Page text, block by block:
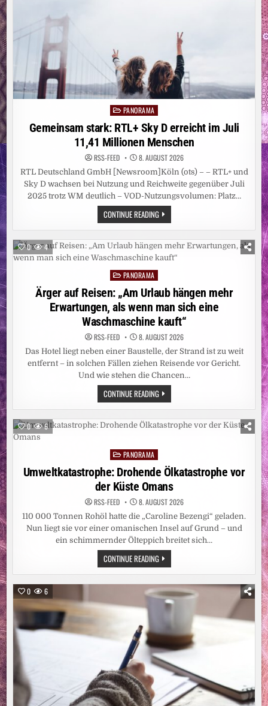
Posted
in
PANORAMA
Gemeinsam stark: RTL+ Sky D erreicht im Juli
11,41 Millionen Menschen
RSS-FEED 8. AUGUST 2026
RTL Deutschland GmbH [Newsroom]Köln (ots) – – RTL+ und
Sky D wachsen bei Nutzung und Reichweite gegenüber Juli
2025 trotz WM deutlich – VOD-Nutzungsvolumen: Platz…
CONTINUE READINGGEMEINSAM
STARK:
RTL+
D
ERREICHT
IM
MENSCHEN
0 4
PostedPANORAMA
Ärger auf Reisen: „Am Urlaub hängen mehr
Erwartungen, als wenn man sich eine
Waschmaschine kauft“
RSS-FEED 8. AUGUST 2026
Das Hotel liegt neben einer Baustelle, der Strand ist zu weit
entfernt – in solchen Fällen ziehen Reisende vor Gericht.
Und wie stehen die Chancen…
CONTINUE READINGÄRGER
AUF
REISEN:
URLAUB
HÄNGEN
WENN
MAN
SICH
EINE
WASCHMASCHINE
KAUFT“
0 6
Posted
in
PANORAMA
Umweltkatastrophe: Drohende Ölkatastrophe vor
der Küste Omans
RSS-FEED 8. AUGUST 2026
110 000 Tonnen Rohöl hatte die „Caroline Bezengi“ geladen.
Nun liegt sie vor einer omanischen Insel auf Grund – und
ein schimmernder Ölteppich breitet sich…
CONTINUE READINGUMWELTKATASTROPHE:
DROHENDE
ÖLKATASTROPHE
DER
KÜSTE
OMANS
0 6